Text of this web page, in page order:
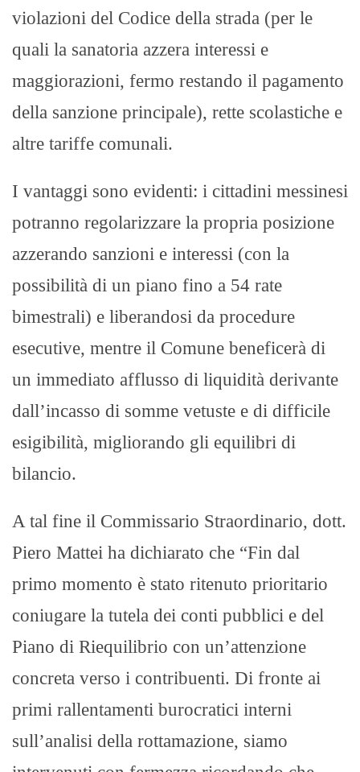
violazioni del Codice della strada (per le
quali la sanatoria azzera interessi e
maggiorazioni, fermo restando il pagamento
della sanzione principale), rette scolastiche e
altre tariffe comunali.
I vantaggi sono evidenti: i cittadini messinesi
potranno regolarizzare la propria posizione
azzerando sanzioni e interessi (con la
possibilità di un piano fino a 54 rate
bimestrali) e liberandosi da procedure
esecutive, mentre il Comune beneficerà di
un immediato afflusso di liquidità derivante
dall’incasso di somme vetuste e di difficile
esigibilità, migliorando gli equilibri di
bilancio.
A tal fine il Commissario Straordinario, dott.
Piero Mattei ha dichiarato che “Fin dal
primo momento è stato ritenuto prioritario
coniugare la tutela dei conti pubblici e del
Piano di Riequilibrio con un’attenzione
concreta verso i contribuenti. Di fronte ai
primi rallentamenti burocratici interni
sull’analisi della rottamazione, siamo